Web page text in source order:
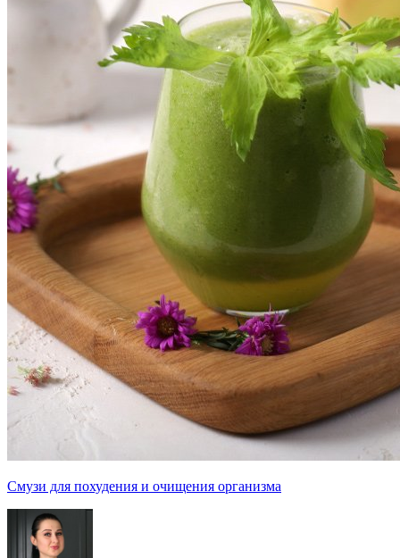
Смузи для похудения и очищения организма